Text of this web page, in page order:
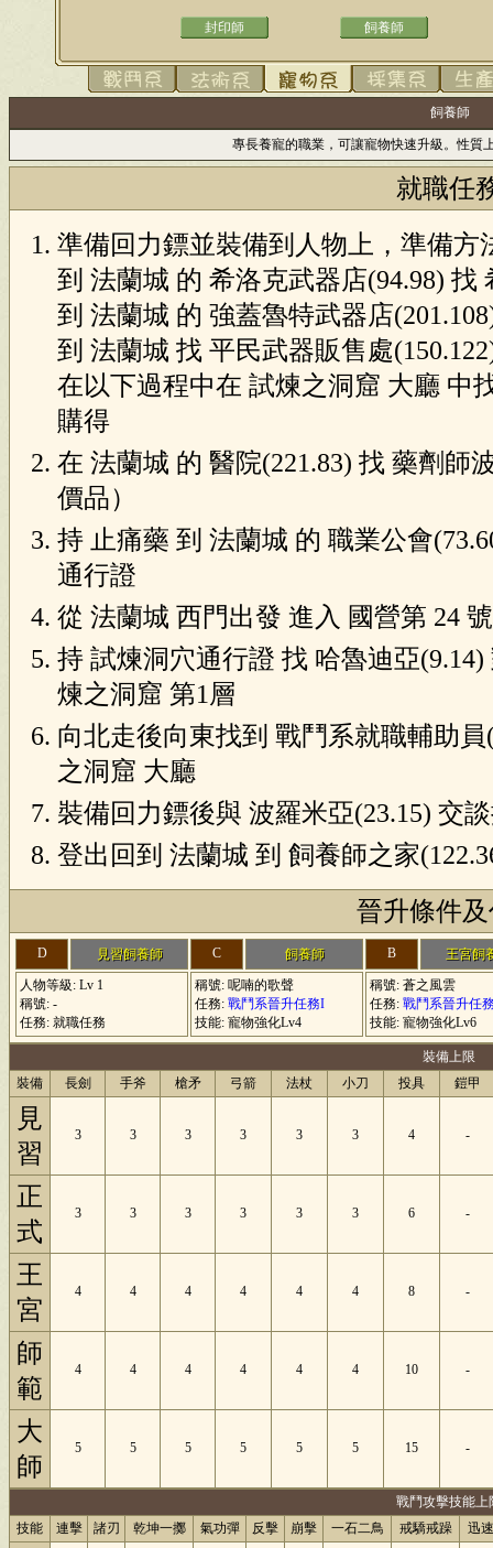
封印師 飼養師
飼養師
專長養寵的職業，可讓寵物快速升級。性質
就職任
準備回力鏢並裝備到人物上，準備方
到 法蘭城 的 希洛克武器店(94.98) 找
到 法蘭城 的 強蓋魯特武器店
到 法蘭城 找 平民武器販售處
在以下過程中在 試煉之洞窟 大廳 中
購得
在 法蘭城 的 醫院(221.83) 找 藥劑師
價品）
持 止痛藥 到 法蘭城 的 職業公會
通行證
從 法蘭城 西門出發 進入 國營第 24
持 試煉洞穴通行證 找 哈魯迪亞
煉之洞窟 第1層
向北走後向東找到 戰鬥系就職輔助
之洞窟 大廳
裝備回力鏢後與 波羅米亞(23.15) 交
登出回到 法蘭城 到 飼養師之家
晉升條件
D 見習飼養師 C 飼養師 B
王宮飼
人物等級: Lv 1
稱號: -
任務: 就職任務
稱號: 呢喃的歌聲
任務: 戰鬥系晉升任務I
技能: 寵物強化Lv4
稱號: 蒼之風雲
任務: 戰鬥系晉升任
技能: 寵物強化Lv6
裝備上限
裝備
長劍 手斧 槍矛 弓箭 法杖 小刀 投具 鎧甲
見
習
3 3 3 3 3 3 4 -
正
式
3 3 3 3 3 3 6 -
王
宮
4 4 4 4 4 4 8 -
師
範
4 4 4 4 4 4 10 -
大
師
5 5 5 5 5 5 15 -
戰鬥攻擊技能上
技能
連擊 諸刃 乾坤一擲 氣功彈 反擊 崩擊 一石二鳥 戒驕戒躁 迅